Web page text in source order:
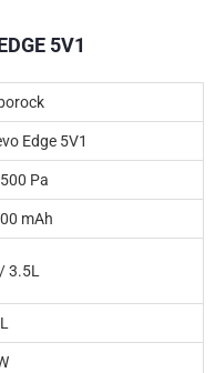
5V1
Edge 5V1
Pa
mAh
3.5L